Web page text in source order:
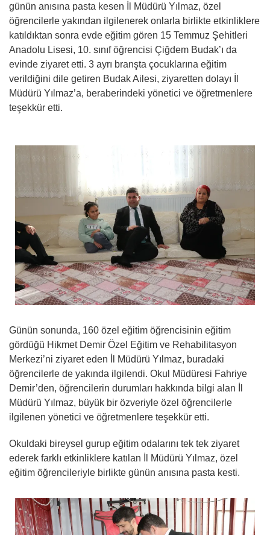
günün anısına pasta kesen İl Müdürü Yılmaz, özel
öğrencilerle yakından ilgilenerek onlarla birlikte etkinliklere
katıldıktan sonra evde eğitim gören 15 Temmuz Şehitleri
Anadolu Lisesi, 10. sınıf öğrencisi Çiğdem Budak’ı da
evinde ziyaret etti. 3 ayrı branşta çocuklarına eğitim
verildiğini dile getiren Budak Ailesi, ziyaretten dolayı İl
Müdürü Yılmaz’a, beraberindeki yönetici ve öğretmenlere
teşekkür etti.
Günün sonunda, 160 özel eğitim öğrencisinin eğitim
gördüğü Hikmet Demir Özel Eğitim ve Rehabilitasyon
Merkezi’ni ziyaret eden İl Müdürü Yılmaz, buradaki
öğrencilerle de yakında ilgilendi. Okul Müdüresi Fahriye
Demir’den, öğrencilerin durumları hakkında bilgi alan İl
Müdürü Yılmaz, büyük bir özveriyle özel öğrencilerle
ilgilenen yönetici ve öğretmenlere teşekkür etti.
Okuldaki bireysel gurup eğitim odalarını tek tek ziyaret
ederek farklı etkinliklere katılan İl Müdürü Yılmaz, özel
eğitim öğrencileriyle birlikte günün anısına pasta kesti.